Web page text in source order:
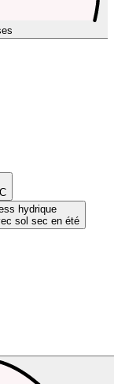
hydrique
sol sec en été